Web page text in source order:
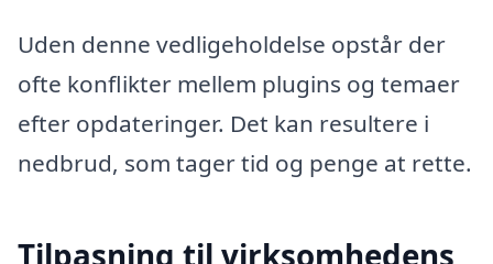
Uden denne vedligeholdelse opstår der
ofte konflikter mellem plugins og temaer
efter opdateringer. Det kan resultere i
nedbrud, som tager tid og penge at rette.
Tilpasning til virksomhedens